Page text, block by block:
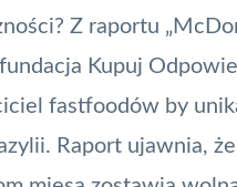
Z raportu „
Kupuj
fastfoodów by
. Raport ujawnia,